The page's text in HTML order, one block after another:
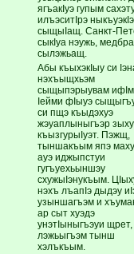
ягъакIуэ гупым
илъэситIрэ ныкъуэкIэ
сыщыIащ. Санкт-
сыкIуа нэужь,
сылэжьащ.
Абы къыхэкIыу си
нэхъыщхьэм
сыщыпэрыувам
Iейми фIыуэ
си пщэ къыдэхуэ
жэуаплыныгъэр
къызгурыIуэт. Пэжщ,
тыншакъым япэ
ауэ иджыпстуи
гугъуехьыншэу
схужыIэнукъым.
нэхъ лъапIэ дыдэу
узыншагъэм и
ар сыт хуэдэ
унэтIыныгъэуи
лэжьыгъэм тынш
хэлъкъым.